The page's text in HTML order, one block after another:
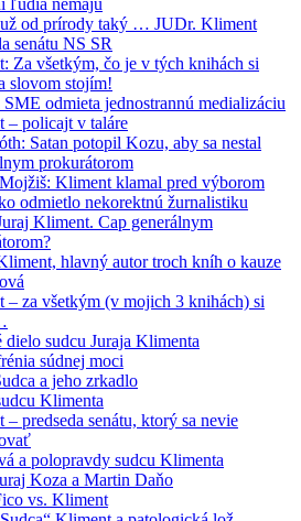
už od prírody taký … JUDr. Kliment
senátu NS SR
Za všetkým, čo je v tých knihách si
slovom stojím!
odmieta jednostrannú medializáciu
– policajt v taláre
Satan potopil Kozu, aby sa nestal
prokurátorom
Kliment klamal pred výborom
odmietlo nekorektnú žurnalistiku
Kliment. Cap generálnym
hlavný autor troch kníh o kauze
– za všetkým (v mojich 3 knihách) si
dielo sudcu Juraja Klimenta
súdnej moci
a jeho zrkadlo
Klimenta
– predseda senátu, ktorý sa nevie
a polopravdy sudcu Klimenta
Koza a Martin Daňo
vs. Kliment